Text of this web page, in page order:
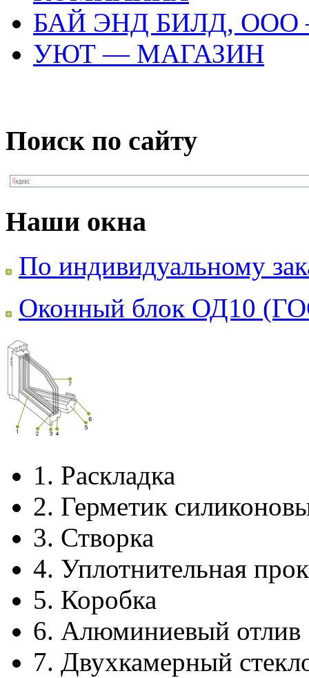
БАЙ ЭНД БИЛД,
УЮТ — МАГАЗИН
Поиск по сайту
Наши окна
По индивидуальному
Оконный блок ОД10
1. Раскладка
2. Герметик
3. Створка
4. Уплотнительная
5. Коробка
6. Алюминиевый отлив
7. Двухкамерный